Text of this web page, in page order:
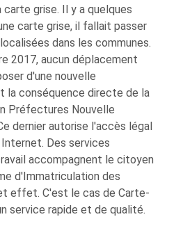
grise. Il y a quelques
carte grise, il fallait passer
dans les communes.
2017, aucun déplacement
d'une nouvelle
la conséquence directe de la
Préfectures Nouvelle
dernier autorise l'accès légal
Des services
accompagnent le citoyen
d'Immatriculation des
effet. C'est le cas de Carte-
service rapide et de qualité.